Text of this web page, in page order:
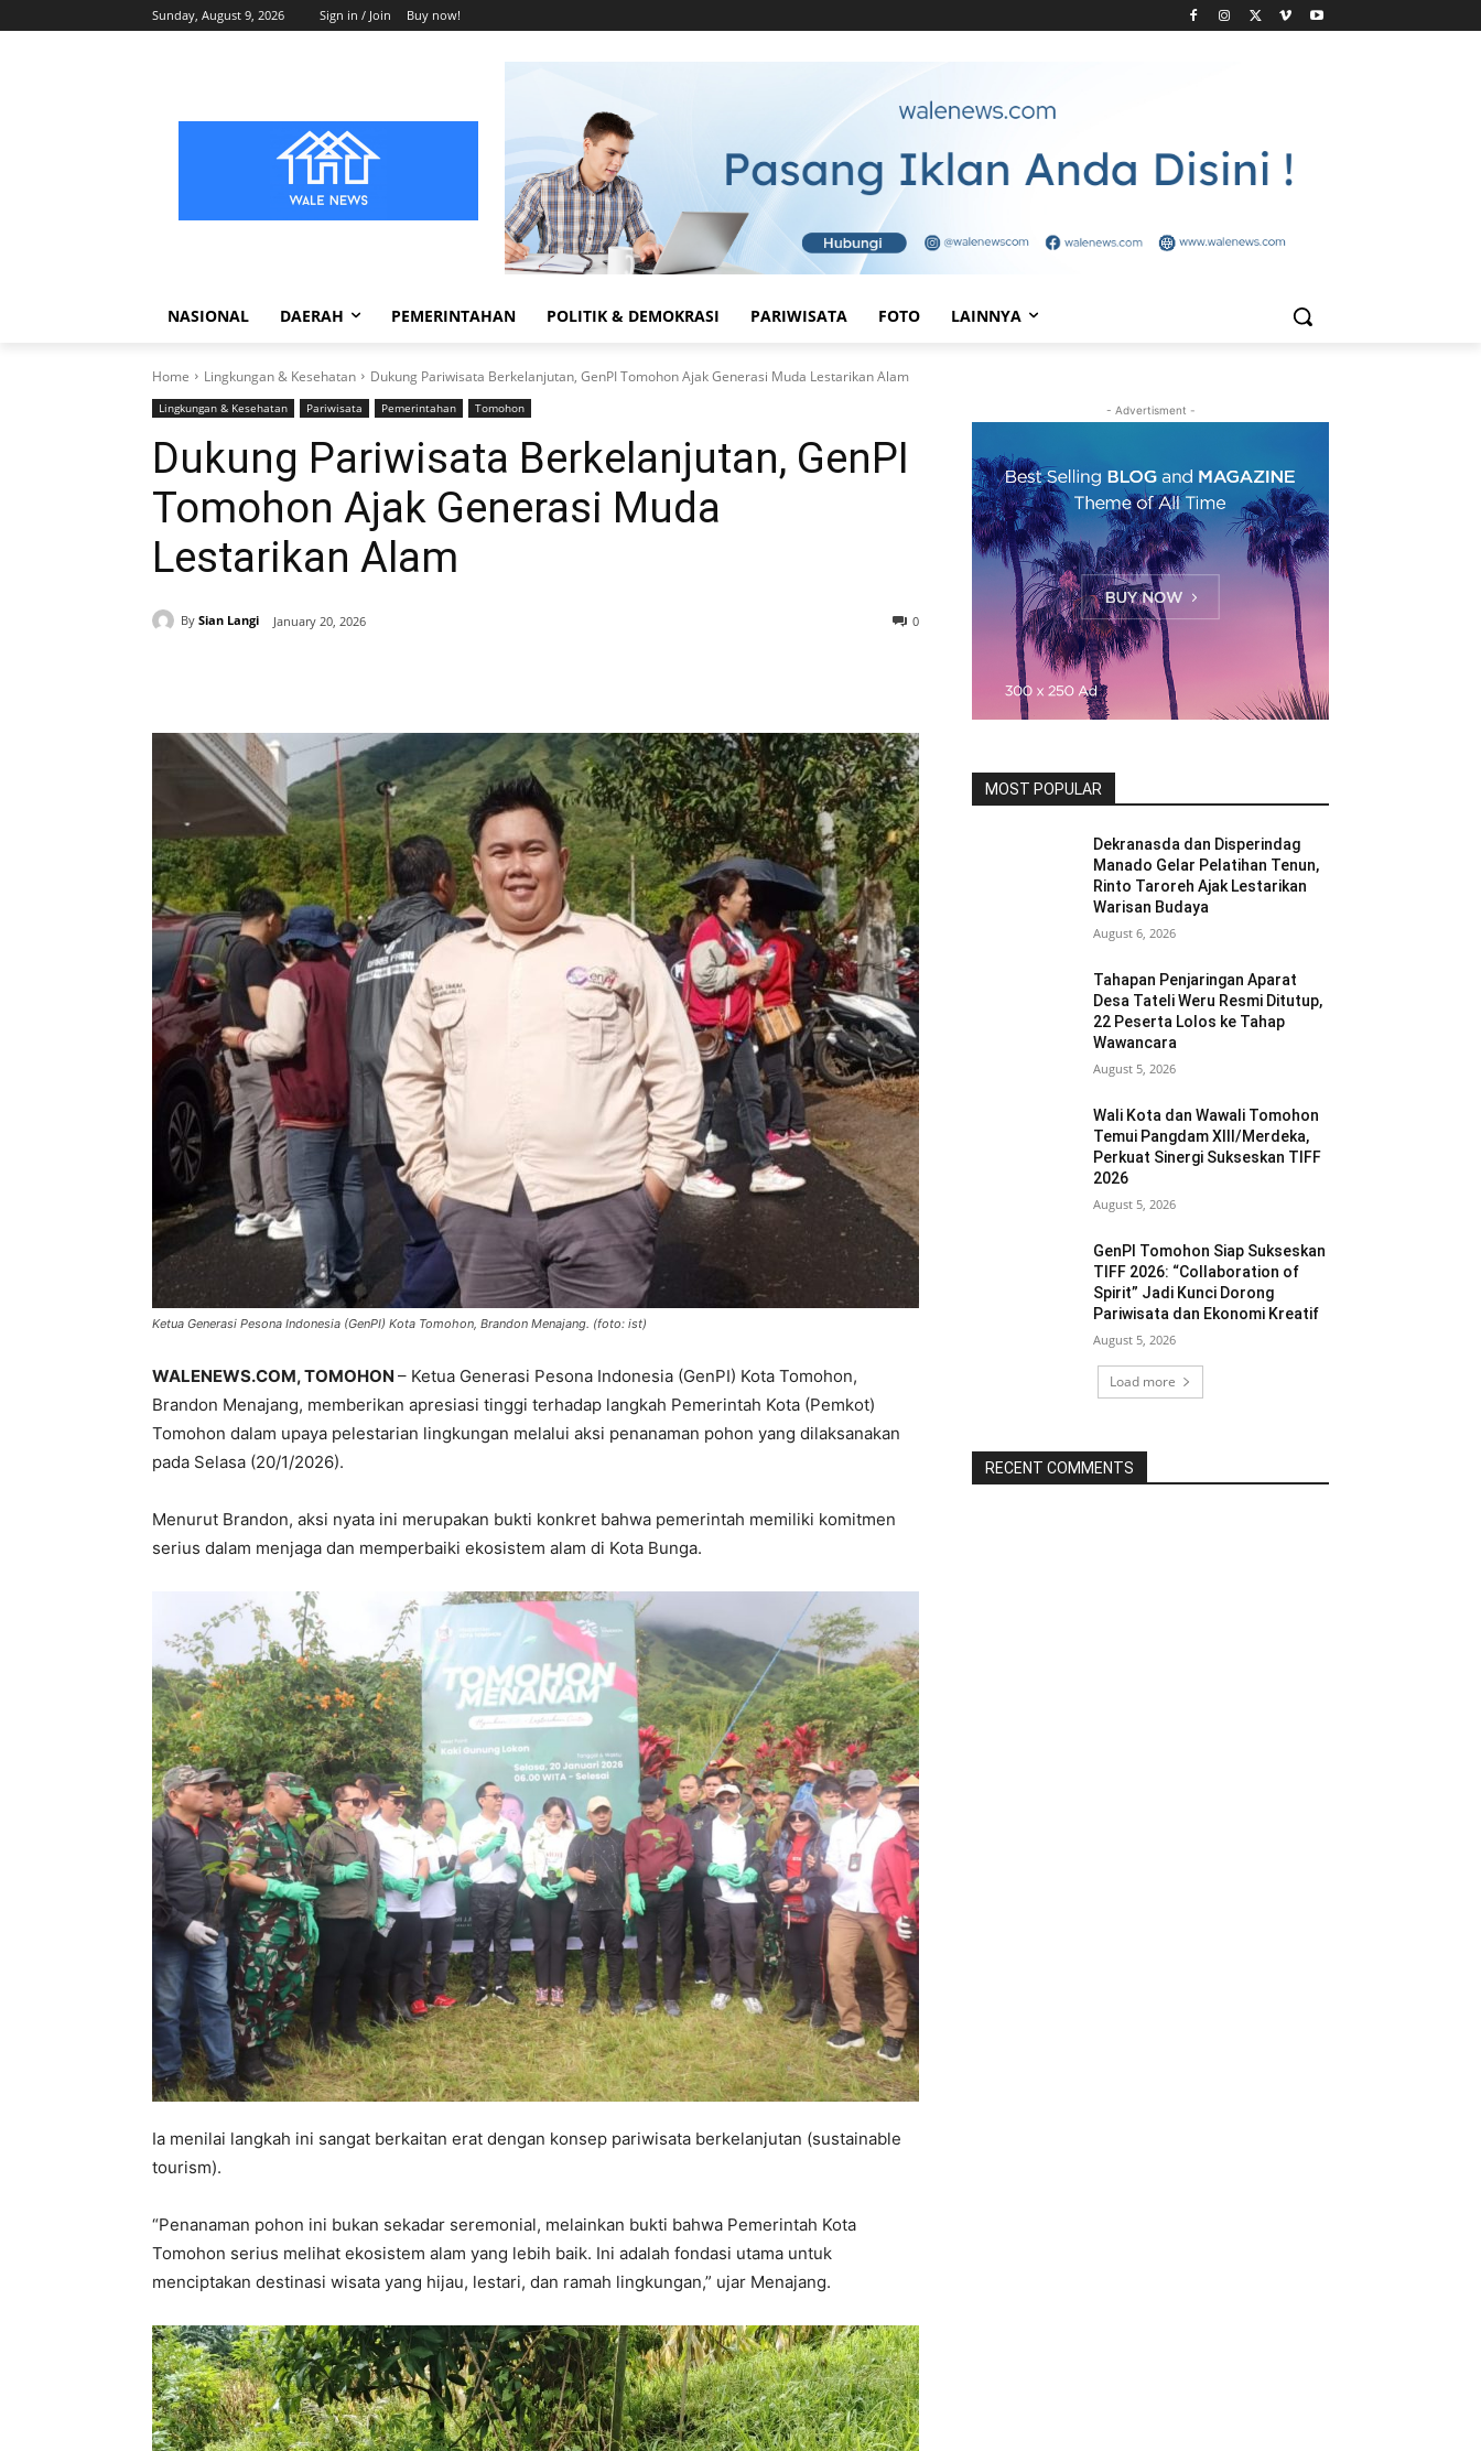
Sunday, August 9, 2026 Sign in / Join Buy now!
NASIONAL DAERAH PEMERINTAHAN POLITIK & DEMOKRASI PARIWISATA FOTO LAINNYA
Home Lingkungan & Kesehatan Dukung Pariwisata Berkelanjutan, GenPI Tomohon Ajak Generasi Muda Lestarikan Alam
Lingkungan & Kesehatan Pariwisata Pemerintahan Tomohon
Dukung Pariwisata Berkelanjutan, GenPI
Tomohon Ajak Generasi Muda
Lestarikan Alam
By Sian Langi January 20, 2026 0
Ketua Generasi Pesona Indonesia (GenPI) Kota Tomohon, Brandon Menajang. (foto: ist)
WALENEWS.COM, TOMOHON – Ketua Generasi Pesona Indonesia (GenPI) Kota Tomohon,
Brandon Menajang, memberikan apresiasi tinggi terhadap langkah Pemerintah Kota (Pemkot)
Tomohon dalam upaya pelestarian lingkungan melalui aksi penanaman pohon yang dilaksanakan
pada Selasa (20/1/2026).
Menurut Brandon, aksi nyata ini merupakan bukti konkret bahwa pemerintah memiliki komitmen
serius dalam menjaga dan memperbaiki ekosistem alam di Kota Bunga.
Ia menilai langkah ini sangat berkaitan erat dengan konsep pariwisata berkelanjutan (sustainable
tourism).
“Penanaman pohon ini bukan sekadar seremonial, melainkan bukti bahwa Pemerintah Kota
Tomohon serius melihat ekosistem alam yang lebih baik. Ini adalah fondasi utama untuk
menciptakan destinasi wisata yang hijau, lestari, dan ramah lingkungan,” ujar Menajang.
- Advertisment -
MOST POPULAR
Dekranasda dan Disperindag
Manado Gelar Pelatihan Tenun,
Rinto Taroreh Ajak Lestarikan
Warisan Budaya
August 6, 2026
Tahapan Penjaringan Aparat
Desa Tateli Weru Resmi Ditutup,
22 Peserta Lolos ke Tahap
Wawancara
August 5, 2026
Wali Kota dan Wawali Tomohon
Temui Pangdam XIII/Merdeka,
Perkuat Sinergi Sukseskan TIFF
2026
August 5, 2026
GenPI Tomohon Siap Sukseskan
TIFF 2026: “Collaboration of
Spirit” Jadi Kunci Dorong
Pariwisata dan Ekonomi Kreatif
August 5, 2026
Load more
RECENT COMMENTS